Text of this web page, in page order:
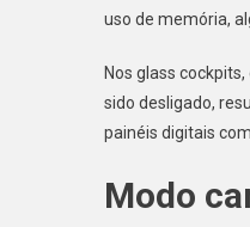
uso de memória,
Nos glass
sido desligado,
painéis digitais
Modo